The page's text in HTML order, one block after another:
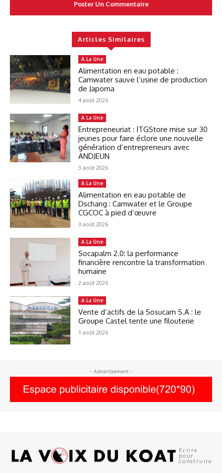
Articles Similaires
A La Une
Alimentation en eau potable :
Camwater sauve l’usine de production
de Japoma
4 août 2026
A La Une
Entrepreneuriat : ITGStore mise sur 30
jeunes pour faire éclore une nouvelle
génération d’entrepreneurs avec
ANDJEUN
3 août 2026
A La Une
Alimentation en eau potable de
Dschang : Camwater et le Groupe
CGCOC à pied d’œuvre
3 août 2026
A La Une
Socapalm 2.0: la performance
financière rencontre la transformation
humaine
2 août 2026
A La Une
Vente d’actifs de la Sosucam S.A : le
Groupe Castel tente une filouterie
1 août 2026
- Advertisement -
Ecrire
pour
construire